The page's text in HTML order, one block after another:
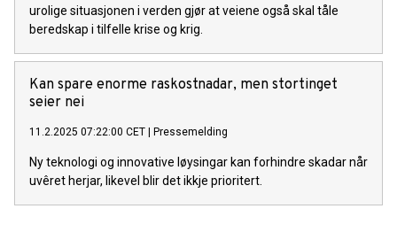
urolige situasjonen i verden gjør at veiene også skal tåle
beredskap i tilfelle krise og krig.
Kan spare enorme raskostnadar, men stortinget
seier nei
11.2.2025 07:22:00 CET | Pressemelding
Ny teknologi og innovative løysingar kan forhindre skadar når
uvêret herjar, likevel blir det ikkje prioritert.